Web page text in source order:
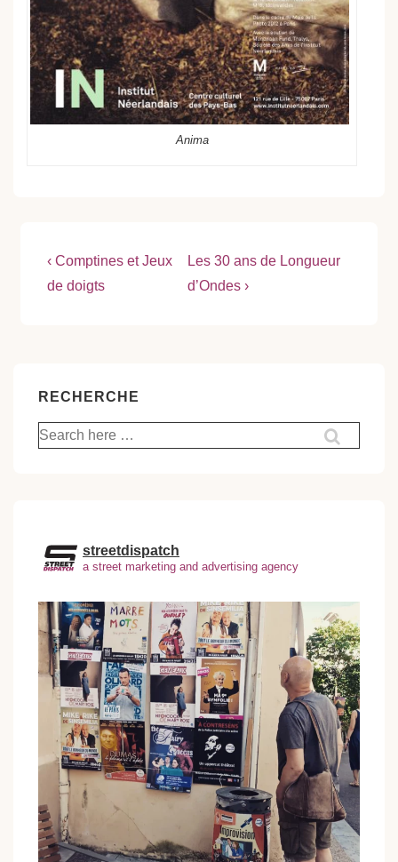
Anima
Navigation
de
Previous
Post
‹ Comptines et Jeux
de doigts
Next
Post
Les 30 ans de Longueur
d’Ondes ›
RECHERCHE
Recherche
pour:
streetdispatch
a street marketing and advertising agency